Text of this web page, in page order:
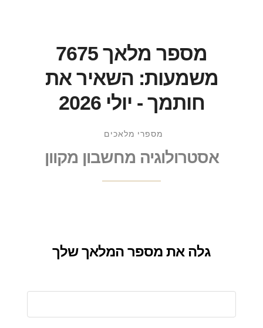
מספר מלאך 7675
משמעות: השאיר את
חותמך - יולי 2026
מספרי מלאכים
אסטרולוגיה מחשבון מקוון
גלה את מספר המלאך שלך